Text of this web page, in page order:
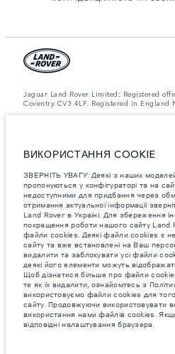
Jaguar Land Rover Limited: Registered
Coventry CV3 4LF. Registered in England
отримання актуальної інформації
Jaguar Land Rover в Україні.
Важливе зауваження щодо зображень
дефіцит напівпровідників наразі
доступність опцій і терміни
динамічна ситуація, і, як наслідок,
використовуються на вебсайті, можуть
поточні специфікації, опції, варіанти
Будь ласка, зв'яжіться з офіційним
інформації.
Jaguar Land Rover Limited постійно
характеристики, дизайн і виробництво
аксесуарів, зміни відбуваються
право вносити зміни без попереднього
можуть відрізнятися від додаткових до
моделі. Інформація, технічні
цьому веб-сайті базуються на
відрізнятися від ринку до ринку і
ВИКОРИСТАННЯ COOKIE
ЗВЕРНІТЬ УВАГУ: Деякі з наших
пропонуються у конфігураторі та на
недоступними для придбання через
отримання актуальної інформації
Land Rover в Україні. Для збереження
покращення роботи нашого сайту Land
файли cookies. Деякі файли cookies є
сайту та вже встановлені на Ваш
видалити та заблокувати усі файли
деякі його елементи можуть
Щоб дізнатися більше про файли
те як їх видалити, ознайомтесь з
використовуємо файли cookies для
сайту. Продовжуючи використовувати
використання нами файлів cookies.
відповідні налаштування браузера.